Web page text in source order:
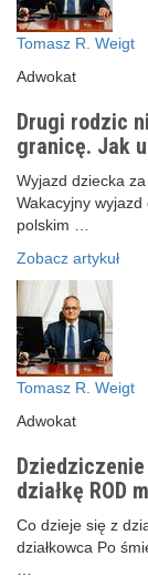
Tomasz R. Weigt
Adwokat
Drugi rodzic
granicę. Jak
Wyjazd dziecka
Wakacyjny
polskim …
Zobacz artykuł
Tomasz R. Weigt
Adwokat
Dziedziczenie
działkę ROD
Co dzieje się z
działkowca Po
…